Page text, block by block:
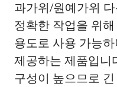
과가위/원예가위
정확한 작업을 위
용도로 사용 가능
제공하는 제품입니
구성이 높으므로